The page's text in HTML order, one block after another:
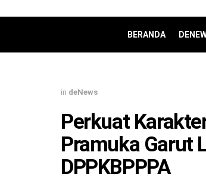
BERANDA
in deNews
Perkuat
Pramuka Garut
DPPKBPPPA